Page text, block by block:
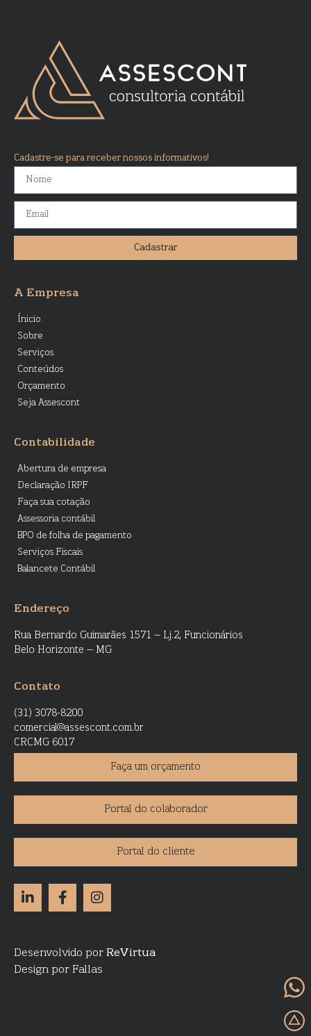
Cadastre-se para receber nossos informativos!
Cadastrar
A Empresa
Ínicio
Sobre
Serviços
Conteúdos
Orçamento
Seja Assescont
Contabilidade
Abertura de empresa
Declaração IRPF
Faça sua cotação
Assessoria contábil
BPO de folha de pagamento
Serviços Fiscais
Balancete Contábil
Endereço
Rua Bernardo Guimarães 1571 – Lj.2, Funcionários
Belo Horizonte – MG
Contato
(31) 3078-8200
comercial@assescont.com.br
CRCMG 6017
Faça um orçamento
Portal do colaborador
Portal do cliente
Desenvolvido por ReVirtua
Design por Fallas